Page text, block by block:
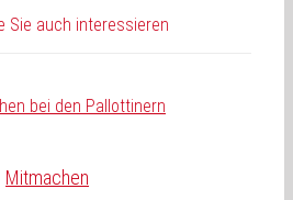
Sie auch interessieren
Mitmachen